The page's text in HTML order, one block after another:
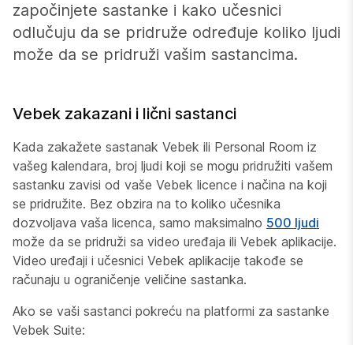
započinjete sastanke i kako učesnici
odlučuju da se pridruže određuje koliko ljudi
može da se pridruži vašim sastancima.
Vebek zakazani i lični sastanci
Kada zakažete sastanak Vebek ili Personal Room iz
vašeg kalendara, broj ljudi koji se mogu pridružiti vašem
sastanku zavisi od vaše Vebek licence i načina na koji
se pridružite. Bez obzira na to koliko učesnika
dozvoljava vaša licenca, samo maksimalno 500 ljudi
može da se pridruži sa video uređaja ili Vebek aplikacije.
Video uređaji i učesnici Vebek aplikacije takođe se
računaju u ograničenje veličine sastanka.
Ako se vaši sastanci pokreću na platformi za sastanke
Vebek Suite: